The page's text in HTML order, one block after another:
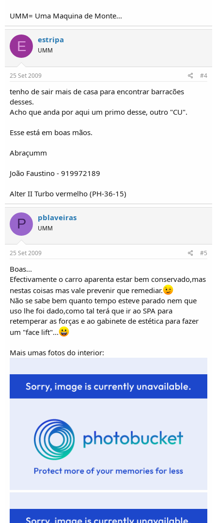
UMM= Uma Maquina de Monte...
E estripa
UMM
25 Set 2009 #4
tenho de sair mais de casa para encontrar barracões
desses.
Acho que anda por aqui um primo desse, outro "CU".
Esse está em boas mãos.
Abraçumm
João Faustino - 919972189
Alter II Turbo vermelho (PH-36-15)
P pblaveiras
UMM
25 Set 2009 #5
Boas...
Efectivamente o carro aparenta estar bem conservado,mas
nestas coisas mas vale prevenir que remediar.
Não se sabe bem quanto tempo esteve parado nem que
uso lhe foi dado,como tal terá que ir ao SPA para
retemperar as forças e ao gabinete de estética para fazer
um "face lift"...
Mais umas fotos do interior: